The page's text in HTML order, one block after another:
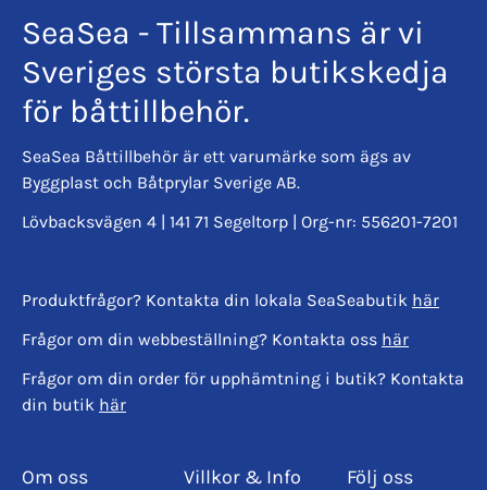
SeaSea - Tillsammans är vi
Sveriges största butikskedja
för båttillbehör.
SeaSea Båttillbehör är ett varumärke som ägs av
Byggplast och Båtprylar Sverige AB.
Lövbacksvägen 4 | 141 71 Segeltorp | Org-nr: 556201-7201
Produktfrågor? Kontakta din lokala SeaSeabutik här
Frågor om din webbeställning? Kontakta oss här
Frågor om din order för upphämtning i butik? Kontakta
din butik här
Om oss Villkor & Info Följ oss